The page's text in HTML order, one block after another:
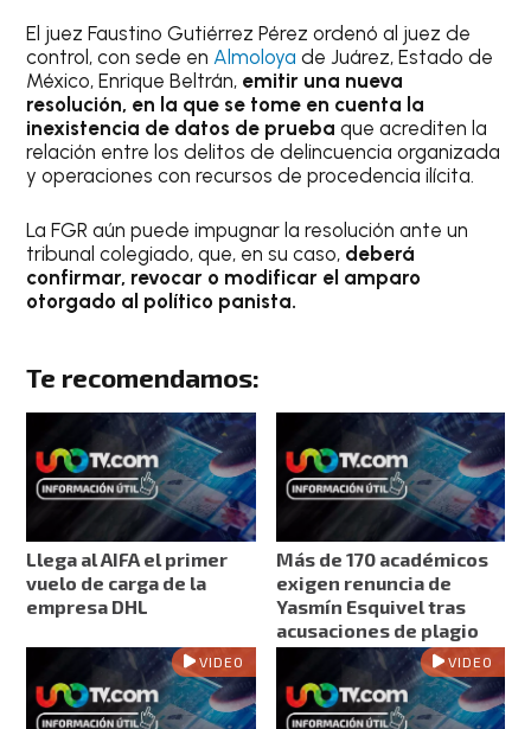
El juez Faustino Gutiérrez Pérez ordenó al juez de
control, con sede enAlmoloya de Juárez, Estado de
México, Enrique Beltrán, emitir una nueva
resolución, en la que se tome en cuenta la
inexistencia de datos de prueba que acrediten la
relación entre los delitos de delincuencia organizada
y operaciones con recursos de procedencia ilícita.
La FGR aún puede impugnar la resolución ante un
tribunal colegiado, que, en su caso, deberá
confirmar, revocar o modificar el amparo
otorgado al político panista.
Te recomendamos:
Llega al AIFA el primer
vuelo de carga de la
empresa DHL
Más de 170 académicos
exigen renuncia de
Yasmín Esquivel tras
acusaciones de plagio
VIDEO VIDEO